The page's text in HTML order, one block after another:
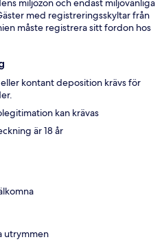
miljözon och endast miljövänliga
med registreringsskyltar från
måste registrera sitt fordon hos
kontant deposition krävs för
kan krävas
är 18 år
utrymmen